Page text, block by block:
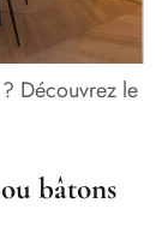
Découvrez le
bâtons